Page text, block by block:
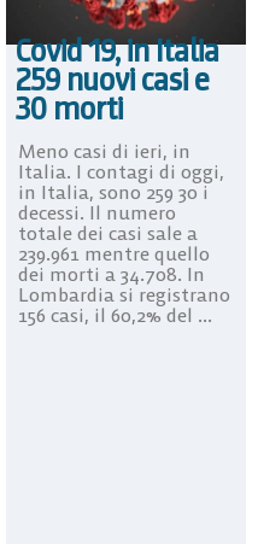
Covid 19, in Italia
259 nuovi casi e
30 morti
Meno casi di ieri, in
Italia. I contagi di oggi,
in Italia, sono 259 30 i
decessi. Il numero
totale dei casi sale a
239.961 mentre quello
dei morti a 34.708. In
Lombardia si registrano
156 casi, il 60,2% del ...